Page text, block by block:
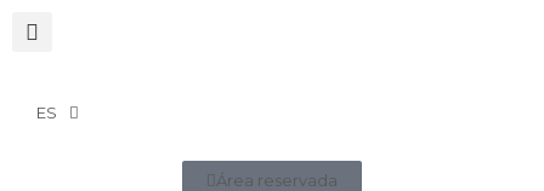
ES
Área reservada